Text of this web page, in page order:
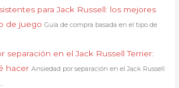
para Jack Russell: los mejores
de juego Guía de compra basada en el tipo de
separación en el Jack Russell Terrier:
hacer Ansiedad por separación en el Jack Russell